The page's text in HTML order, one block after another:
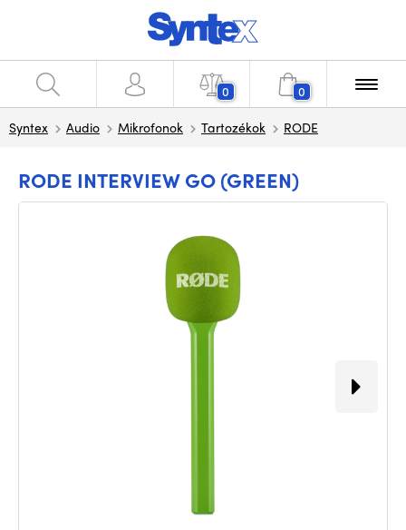
0 0
Syntex Audio Mikrofonok Tartozékok RODE
RODE INTERVIEW GO (GREEN)